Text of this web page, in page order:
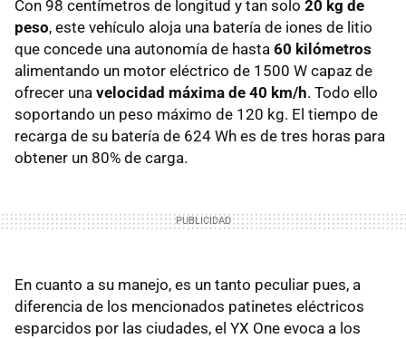
Con 98 centímetros de longitud y tan solo 20 kg de
peso, este vehículo aloja una batería de iones de litio
que concede una autonomía de hasta 60 kilómetros
alimentando un motor eléctrico de 1500 W capaz de
ofrecer una velocidad máxima de 40 km/h. Todo ello
soportando un peso máximo de 120 kg. El tiempo de
recarga de su batería de 624 Wh es de tres horas para
obtener un 80% de carga.
En cuanto a su manejo, es un tanto peculiar pues, a
diferencia de los mencionados patinetes eléctricos
esparcidos por las ciudades, el YX One evoca a los